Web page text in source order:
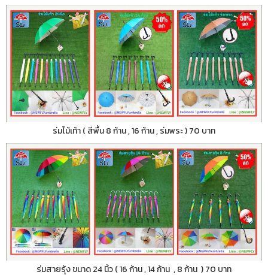
ร่มไม้เท้า ( สีพื้น 8 ก้าน , 16 ก้าน , ร่มพระ ) 70 บาท
ร่มสายรุ้ง ขนาด 24 นิ้ว ( 16 ก้าน , 14 ก้าน , 8 ก้าน ) 70 บาท